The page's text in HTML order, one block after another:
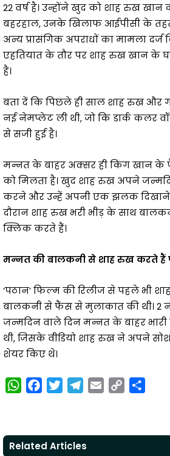
22 वर्ष है। उन्होंने खुद को शाह रुख खान
बहरहाल, उनके खिलाफ आईपीसी के
अन्य प्रासंगिक अपराधों का मामला दर्ज
एहतियात के तौर पर शाह रुख खान के घर
है।
बता दें कि पिछले ही साल शाह रुख और
नई नेमप्लेट ली थी, जो कि डार्क कलर
से सजी हुई है।
मन्नत के बाहर अक्सर ही किंग खान
को मिलता है। खुद शाह रुख अपने
करने और उन्हें अपनी एक झलक
दौरान शाह रुख भरी भीड़ के साथ
क्लिक करते हैं।
मन्नत की बालकनी से शाह रुख करते
‘पठान’ फिल्म की रिलीज से पहले भी
बालकनी से फैंस से मुलाकात की थी। 2
जन्मदिन वाले दिन मन्नत के बाहर
थी, जिसके वीडियो शाह रुख ने अपने
शेयर किए थे।
W
t
s
e
b
t
t
e
g
i
y
r
Related Articles